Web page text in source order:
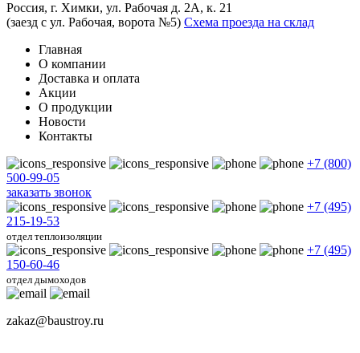
Россия, г. Химки, ул. Рабочая д. 2А, к. 21
(заезд с ул. Рабочая, ворота №5) Схема проезда на склад
Главная
О компании
Доставка и оплата
Акции
О продукции
Новости
Контакты
+7 (800)
500-99-05
заказать звонок
+7 (495)
215-19-53
отдел теплоизоляции
+7 (495)
150-60-46
отдел дымоходов
zakaz@baustroy.ru